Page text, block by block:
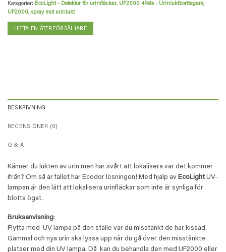
Kategorier: EcoLight - Detektor för urinfläckar, UF2000 4Pets - Urinluktborttagare,
UF2000, spray mot urinlukt
HITTA EN ÅTERFÖRSÄLJARE
BESKRIVNING
RECENSIONER (0)
Q & A
Känner du lukten av urin men har svårt att lokalisera var det kommer
ifrån? Om så är fallet har Ecodor lösningen! Med hjälp av EcoLight UV-
lampan är den lätt att lokalisera urinfläckar som inte är synliga för
blotta ögat.
Bruksanvisning:
Flytta med UV lampa på den ställe var du misstänkt de har kissad.
Gammal och nya urin ska lyssa upp när du gå över den misstänkte
platser med din UV lampa. Då kan du behandla den med UF2000 eller